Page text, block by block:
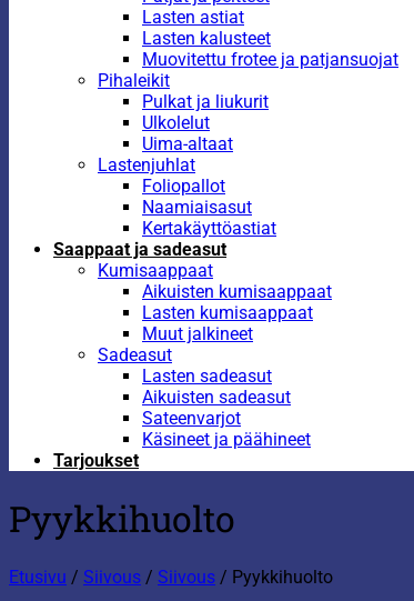
Lasten astiat
Lasten kalusteet
Muovitettu frotee ja patjansuojat
Pihaleikit
Pulkat ja liukurit
Ulkolelut
Uima-altaat
Lastenjuhlat
Foliopallot
Naamiaisasut
Kertakäyttöastiat
Saappaat ja sadeasut
Kumisaappaat
Aikuisten kumisaappaat
Lasten kumisaappaat
Muut jalkineet
Sadeasut
Lasten sadeasut
Aikuisten sadeasut
Sateenvarjot
Käsineet ja päähineet
Tarjoukset
Pyykkihuolto
Etusivu / Siivous / Siivous / Pyykkihuolto